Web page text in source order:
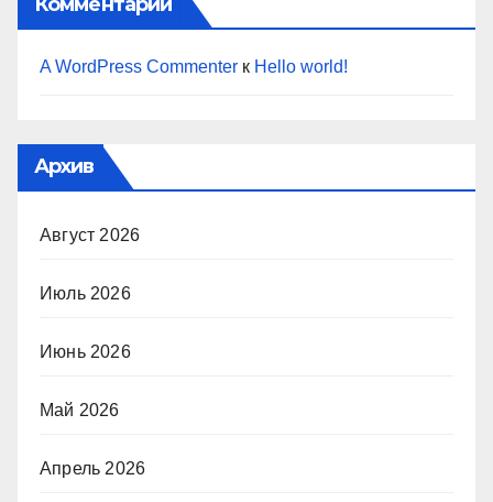
A WordPress Commenter к Hello world!
Архив
Август 2026
Июль 2026
Июнь 2026
Май 2026
Апрель 2026